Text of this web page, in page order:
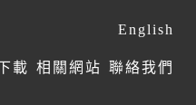
載 相關網站 聯絡我們
English